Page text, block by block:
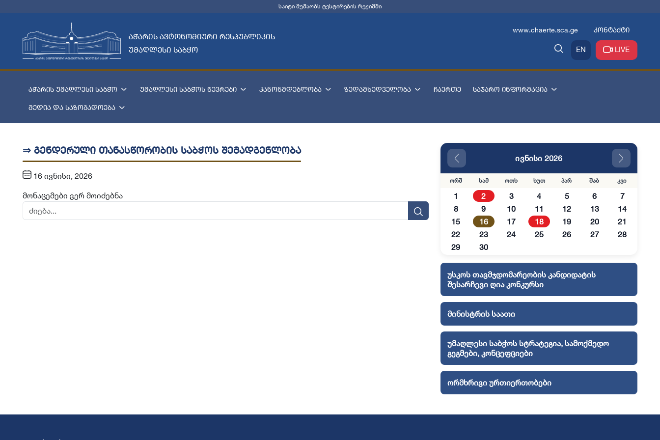
საიტი მუშაობს ტესტირების რეჟიმში
აჭარის ავტონომიური რესპუბლიკის
უმაღლესი საბჭო
www.chaerte.sca.ge კონტაქტი
EN LIVE
აჭარის უმაღლესი საბჭო უმაღლესი საბჭოს წევრები კანონმდებლობა ზედამხედველობა ჩაერთე საჯარო ინფორმაცია
მედია და საზოგადოება
⇒ გენდერული თანასწორობის საბჭოს შემადგენლობა
16 ივნისი, 2026
მონაცემები ვერ მოიძებნა
ივნისი 2026
ორშ სამ ოთხ ხუთ პარ შაბ კვი
1 2 3 4 5 6
7
8
9 10 11 12 13
14
15
16 17 18 19 20
21
22
23 24 25 26 27
28
29
30
უსკოს თავმჯდომარეობის კანდიდატის
შესარჩევი ღია კონკურსი
მინისტრის საათი
უმაღლესი საბჭოს სტრატეგია, სამოქმედო
გეგმები, კონცეფციები
ორმხრივი ურთიერთობები